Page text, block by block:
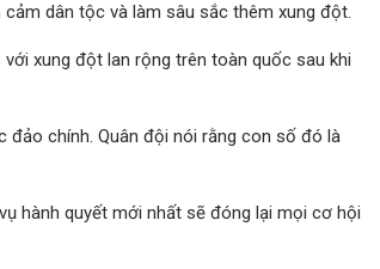
dân tộc và làm sâu sắc thêm xung đột.
xung đột lan rộng trên toàn quốc sau khi
đảo chính. Quân đội nói rằng con số đó là
hành quyết mới nhất sẽ đóng lại mọi cơ hội